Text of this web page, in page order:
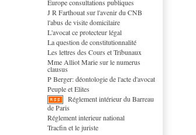
Europe consultations publiques
J R Farthouat sur l'avenir du CNB
l'abus de visite domicilaire
L'avocat ce protecteur légal
La question de constitutionnalité
Les lettres des Cours et Tribunaux
Mme Alliot Marie sur le numerus
clausus
P Berger: déontologie de l'acte d'avocat
Peuple et Elites
Réglement intérieur du Barreau
de Paris
Réglement interieur national
Tracfin et le juriste